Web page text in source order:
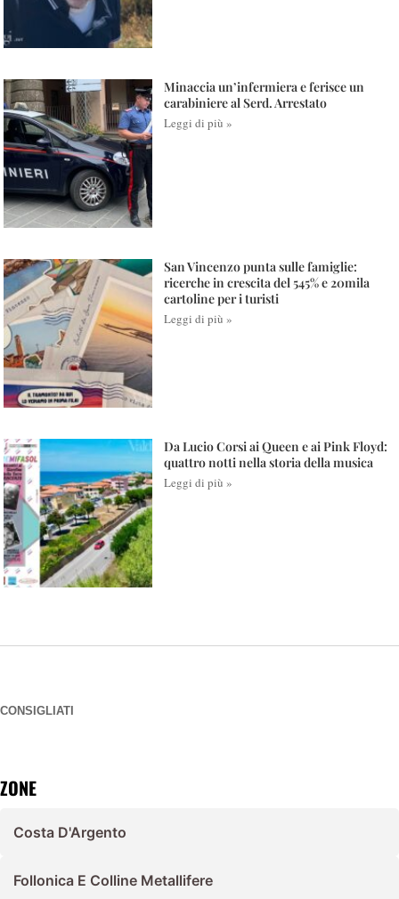
Minaccia un’infermiera e ferisce un
carabiniere al Serd. Arrestato
Leggi di più »
San Vincenzo punta sulle famiglie:
ricerche in crescita del 545% e 20mila
cartoline per i turisti
Leggi di più »
Da Lucio Corsi ai Queen e ai Pink Floyd:
quattro notti nella storia della musica
Leggi di più »
CONSIGLIATI
ZONE
Costa D'Argento
Follonica E Colline Metallifere